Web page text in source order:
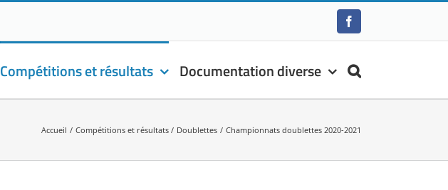
Facebook
Compétitions et résultats Documentation diverse
Accueil Compétitions et résultats Doublettes Championnats doublettes 2020-2021